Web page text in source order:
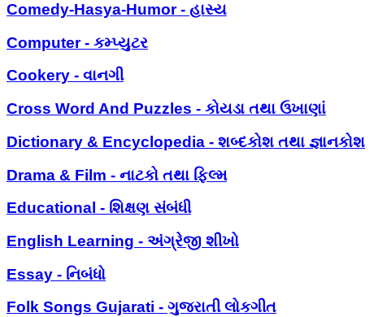
Comedy-Hasya-Humor - હાસ્ય
Computer - કમ્પ્યુટર
Cookery - વાનગી
Cross Word And Puzzles - કોયડા તથા ઉખાણાં
Dictionary & Encyclopedia - શબ્દકોશ તથા જ્ઞાનકોશ
Drama & Film - નાટકો તથા ફિલ્મ
Educational - શિક્ષણ સંબંધી
English Learning - અંગ્રેજી શીખો
Essay - નિબંધો
Folk Songs Gujarati - ગુજરાતી લોકગીત